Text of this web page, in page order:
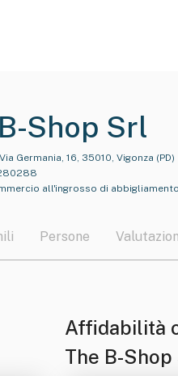
Shop Srl
Via Germania, 16, 35010, Vigonza (PD)
all'ingrosso di
Persone
Affidabilità
The B-